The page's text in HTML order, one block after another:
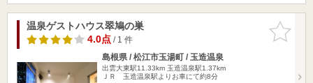
お気に入
りに追加
温泉ゲストハウス翠鳩の巣
4.0点/ 1 件
島根県 / 松江市玉湯町 / 玉造温泉
出雲大東駅11.33km 玉造温泉駅1.37km
ＪＲ 玉造温泉駅よりお車にて約8分